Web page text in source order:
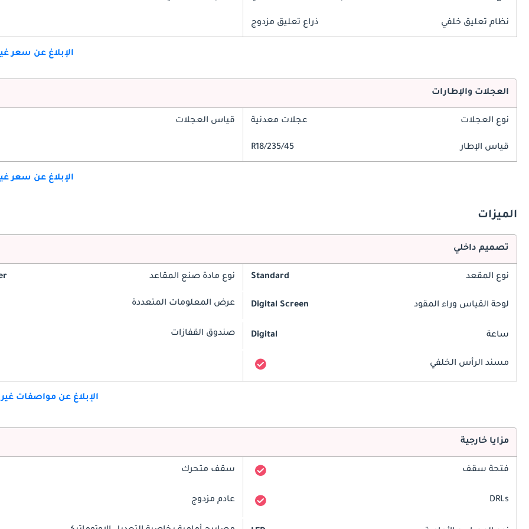
نظام تعليق خلفي ذراع تعليق مزدوج
الإبلاغ عن سعر
العجلات والإطارات
نوع العجلات عجلات معدنية قياس العجلات
قياس الإطار 235/45/R18
الإبلاغ عن سعر
الميزات
تصميم داخلي
نوع المقعد Standard نوع مادة صنع المقاعد
لوحة القياس وراء المقود Digital Screen عرض المعلومات المتعددة
ساعة Digital صندوق القفازات
مسند الرأس الخلفي
الإبلاغ عن مواصفات
مزايا خارجية
فتحة سقف سقف متحرك
DRLs عادم مزدوج